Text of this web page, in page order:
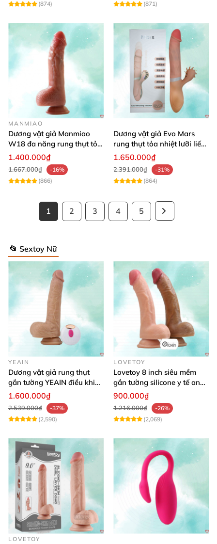
(874)
(871)
MANMIAO
Dương vật giả Manmiao
W18 đa năng rung thụt tỏa
nhiệt remote hiện đại
1.400.000₫
1.667.000₫
-16%
(866)
Dương vật giả Evo Mars
rung thụt tỏa nhiệt lưỡi liếm
massage
1.650.000₫
2.391.000₫
-31%
(864)
1 2 3 4 5
📂 Sextoy Nữ
YEAIN
Dương vật giả rung thụt
gắn tường YEAIN điều khiển
từ xa
1.600.000₫
2.539.000₫
-37%
(2,590)
LOVETOY
Lovetoy 8 inch siêu mềm
gắn tường silicone y tế an
toàn
900.000₫
1.216.000₫
-26%
(2,069)
LOVETOY